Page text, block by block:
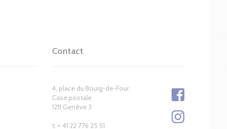
Contact
4, place du Bourg-de-Four
Case postale
1211 Genève 3
t: + 41 22 776 25 51